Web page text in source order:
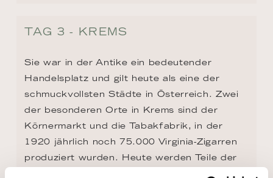
TAG 3 - KREMS
Sie war in der Antike ein bedeutender
Handelsplatz und gilt heute als eine der
schmuckvollsten Städte in Österreich. Zwei
der besonderen Orte in Krems sind der
Körnermarkt und die Tabakfabrik, in der
1920 jährlich noch 75.000 Virginia-Zigarren
produziert wurden. Heute werden Teile der